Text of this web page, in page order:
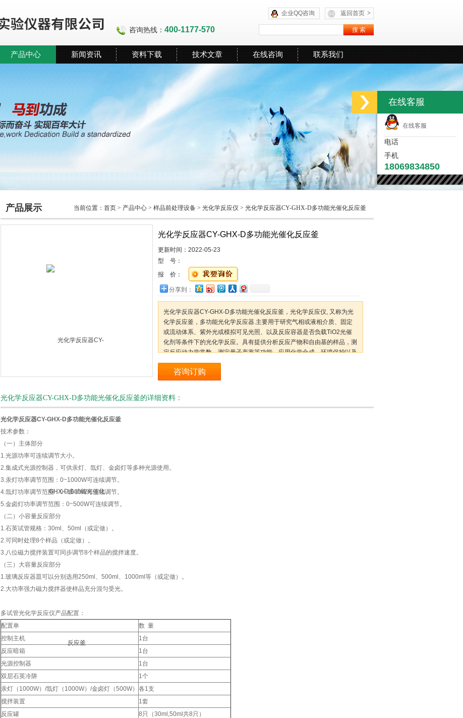
返回首页 >
企业QQ咨询
咨询热线： 400-1177-570
产品中心 新闻资讯 资料下载 技术文章 在线咨询 联系我们
产品展示 当前位置： 首页 > 产品中心 > 样品前处理设备 > 光化学反应仪 > 光化学反应器CY-GHX-D多功能光催化反应釜
光化学反应器CY-GHX-D多功能光催化反应釜
更新时间：2022-05-23
型 号：
报 价：
分享到：
光化学反应器CY-GHX-D多功能光催化反应釜，光化学反应仪, 又称为光
化学反应釜，多功能光化学反应器.主要用于研究气相或液相介质、固定
或流动体系、紫外光或模拟可见光照、以及反应容器是否负载TiO2光催
化剂等条件下的光化学反应。具有提供分析反应产物和自由基的样品，测
定反应动力学常数，测定量子产率等功能，应用化学合成、环境保护以及
生命科学等研究领域。
咨询订购
光化学反应器CY-GHX-D多功能光催化反应釜的详细资料：
光化学反应器CY-GHX-D多功能光催化反应釜
技术参数：
（一）主体部分
1.光源功率可连续调节大小。
2.集成式光源控制器，可供汞灯、氙灯、金卤灯等多种光源使用。
3.汞灯功率调节范围：0~1000W可连续调节。
4.氙灯功率调节范围：0~1000W可连续调节。
5.金卤灯功率调节范围：0~500W可连续调节。
（二）小容量反应部分
1.石英试管规格：30ml、50ml（或定做）。
2.可同时处理8个样品（或定做）。
3.八位磁力搅拌装置可同步调节8个样品的搅拌速度。
（三）大容量反应部分
1.玻璃反应器皿可以分别选用250ml、500ml、1000ml等（或定做）。
2.大功率强力磁力搅拌器使样品充分混匀受光。
多试管光化学反应仪产品配置：
配置单
数 量
控制主机
1台
反应暗箱
1台
光源控制器
1台
双层石英冷阱
1个
汞灯（1000W）/氙灯（1000W）/金卤灯（500W） 各1支
搅拌装置
1套
反应罐
8只（30ml,50ml共8只）
在线客服
在线客服
电话
手机
18069834850